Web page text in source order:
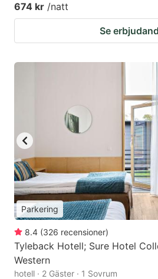
674 kr /natt
Se
Parkering
8.4 (326 recensioner)
Tyleback Hotell; Sure Hotel
Western
hotell · 2 Gäster · 1 Sovrum